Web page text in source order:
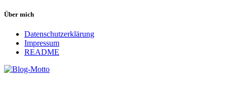
Über mich
Datenschutzerklärung
Impressum
README